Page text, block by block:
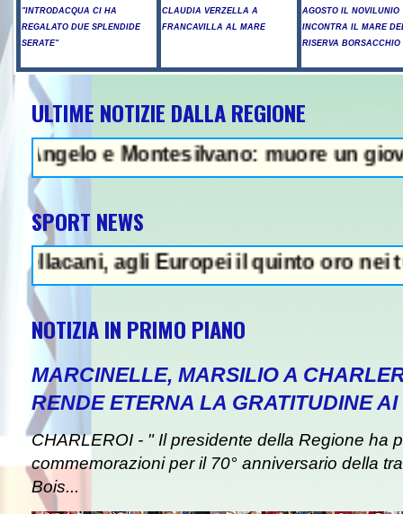
"INTRODACQUA CI HA
REGALATO DUE SPLENDIDE
SERATE"
CLAUDIA VERZELLA A
FRANCAVILLA AL MARE
AGOSTO IL NOVILUNIO
INCONTRA IL MARE
RISERVA BORSACCHIO
ULTIME NOTIZIE DALLA REGIONE
e Montesilvano: muore un giovane
SPORT NEWS
agli Europei il quinto oro nei tuffi
NOTIZIA IN PRIMO PIANO
MARCINELLE, MARSILIO A
RENDE ETERNA LA GRATITUDINE
CHARLEROI - " Il presidente della Regione ha
commemorazioni per il 70° anniversario della
Bois...
- Raid russi su Kiev, tre